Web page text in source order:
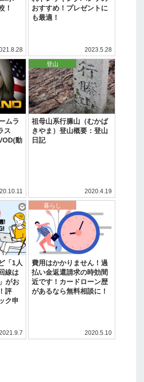
！
おすすめ！プレゼントに
も最適！
2023.5.28
ムラ
ス
動
祖母山系行縢山（むかば
きやま）登山概要：登山
日記
2020.4.19
登山
「1人
線は
がお
評
ク申
費用はかかりません！過
払い金返還請求の時効間
近です！カードローン歴
があるなら無料相談に！
2020.5.10
暮らし